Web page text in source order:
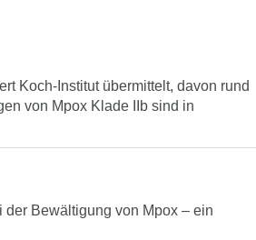
Koch-Institut übermittelt, davon rund
von Mpox Klade IIb sind in
Bewältigung von Mpox – ein